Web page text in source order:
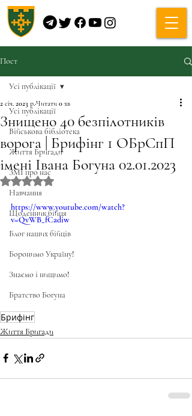
Пост
Усі публікації
Військова бібліотека
Життя Бригади
ЗМІ про нас
Навчання
Щоденник бійця
Блог наших бійців
Боронимо Україну!
Знаємо і нищимо!
Братство Богуна
Усі публікації
Знищено 40 безпілотників
ворога | Брифінг 1 ОБрСпП
імені Івана Богуна 02.01.2023
2 січ. 2023 р.Читати 0 хв
Оцінка: NaN з 5 зірок.
https://www.youtube.com/watch?
v=QvWB_fCadiw
Брифінг
Життя Бригади